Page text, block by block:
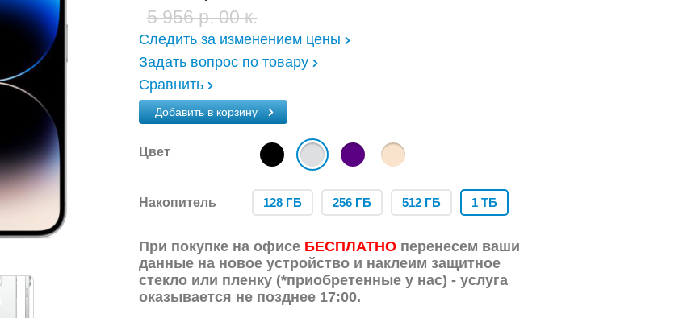
5 956 р. 00 к.
Следить за изменением цены
Задать вопрос по товару
Сравнить
Добавить в корзину
Цвет
Накопитель 128 ГБ 256 ГБ 512 ГБ 1 ТБ
При покупке на офисе БЕСПЛАТНОперенесем ваши
данные на новое устройство и наклеим защитное
стекло или пленку (*приобретенные у нас) - услуга
оказывается не позднее 17:00.